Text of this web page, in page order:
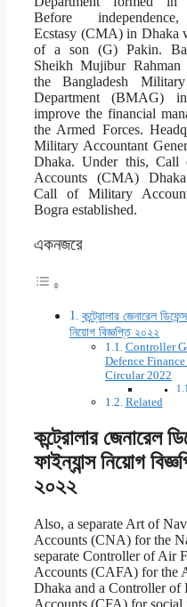
Before
Ecstasy (CMA) in Dhaka
of a son (G) Pakin.
Sheikh Mujibur Rahman
the Bangladesh
Department (BMAG)
improve the financial
the Armed Forces.
Military Accountant
Dhaka. Under this, Call
Accounts (CMA)
Call of Military
Bogra established.
একনজরে
কন্ট্রোলার জেনারেল
নিয়োগ বিজ্ঞপ্তি ২০২২
Controller
Defence
Circular 2022
Related
কন্ট্রোলার জেনারেল
ফাইন্যান্স নিয়োগ
২০২২
Also, a separate Art of
Accounts (CNA) for the
separate Controller of Air
Accounts (CAFA) for the
Dhaka and a Controller of